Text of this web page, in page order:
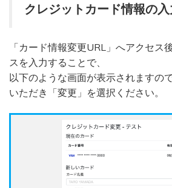
クレジットカード情報の入
「カード情報変更URL」へアクセス
スを入力することで、
以下のような画面が表示されますの
いただき「変更」を選択ください。